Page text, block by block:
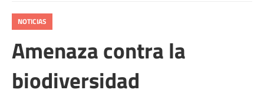
NOTICIAS
Amenaza contra la
biodiversidad